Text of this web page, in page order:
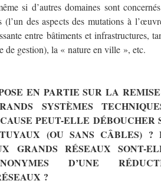
si d’autres domaines sont
(l’un des aspects des mutations à
entre bâtiments et infrastructures,
de gestion), la « nature en ville », etc.
EN PARTIE SUR LA
SYSTÈMES
PEUT-ELLE DÉBOUCHER
(OU SANS CÂBLES) ?
GRANDS RÉSEAUX SONT-
D’UNE
?